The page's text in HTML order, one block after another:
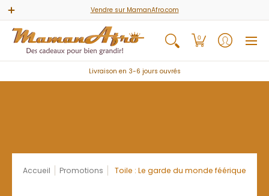
Jeux & Activités Livres & Comptines
Vendre sur MamanAfro.com
0
Livraison en 3-6 jours ouvrés
Accueil Promotions Toile : Le garde du monde féérique